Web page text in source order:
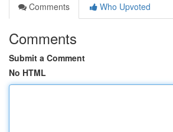
Comments
Who Upvoted
Comments
Submit a Comment
No HTML